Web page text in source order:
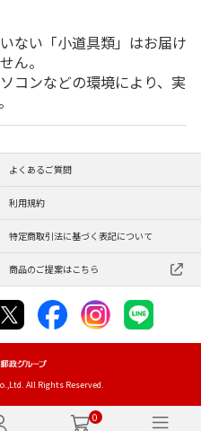
0
ない「小道具類」はお届け
ん。
コンなどの環境により、実
よくあるご質問
利用規約
特定商取引法に基づく表記について
商品のご提案はこちら
All Rights Reserved.